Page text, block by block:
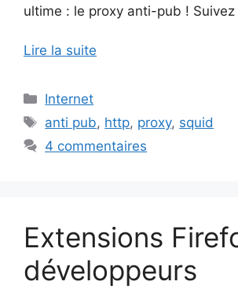
ultime : le proxy anti-pub !
Lire la suite
Catégories
Internet
Étiquettes
anti pub, http, proxy, squid
4 commentaires
Extensions
développeurs